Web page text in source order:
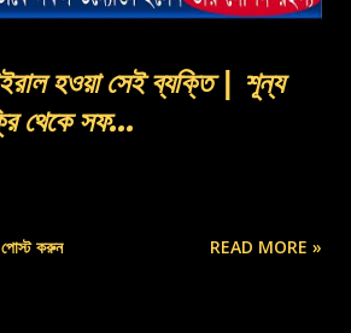
হওয়া সেই ব্যক্তি | শূন্য
থেকে সফ...
করুন READ MORE »